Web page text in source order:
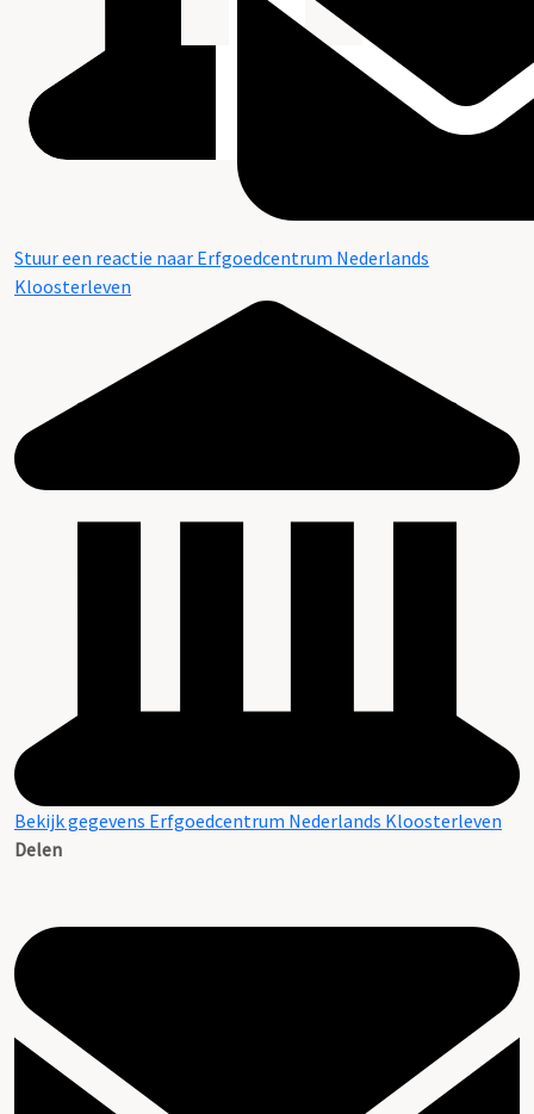
Stuur een reactie naar Erfgoedcentrum Nederlands
Kloosterleven
Bekijk gegevens Erfgoedcentrum Nederlands Kloosterleven
Delen